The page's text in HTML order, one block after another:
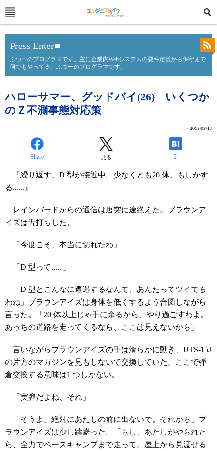
Press Enter■
ふつーのプログラマです。主に企業内Webシステムの要件定義から保守まで
何でもやってる、ふつーのプログラマです。
ハローサマー、グッドバイ(26) いくつか
のＺ不測事態対応策
» 2015/08/17
Share 見る 2
『繰り返す。D 型が接近中。少なくとも20 体。もしかす
る......』
レインバードからの通信は唐突に途絶えた。ブラウンア
イズは舌打ちした。
「今度こそ、本当に切れたわ」
「D 型って......」
「D 型とこんなに遭遇するなんて、あんたってツイてる
わね」ブラウンアイズは身体を低くするよう合図しながら
言った。「20 体以上じゃ手に余るから、やり過ごすわよ。
あっちの道路を走ってくるなら、ここは見えないから」
言いながらブラウンアイズの手は滑らかに動き、UTS-15J
の片方のマガジンを見もしないで交換していた。ここで弾
倉交換する意味は1 つしかない。
「実弾だよね、それ」
「そうよ。絶対にあたしの前に出ないで。それから」ブ
ラウンアイズは少し躊躇った。「もし、あたしがやられた
ら、全力でベースキャンプまで走って。屋上から見渡せる